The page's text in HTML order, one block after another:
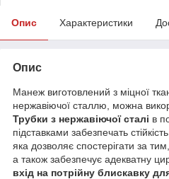
Опис Характеристики
Опис
Манеж виготовлений з міцної
нержавіючої сталлю, можна
Трубки з нержавіючої сталі в
підставками забезпечать
яка дозволяє спостерігати за
а також забезпечує адекватну
вхід на потрійну блискавку